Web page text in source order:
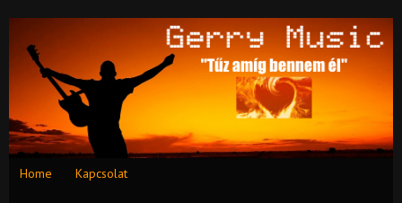
Home Kapcsolat